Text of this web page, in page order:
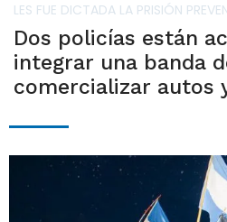
LES FUE DICTADA LA PRISIÓN
Dos policías están
integrar una banda
comercializar autos